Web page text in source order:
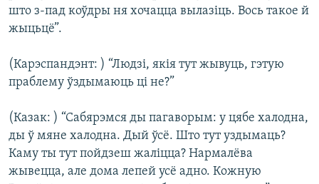
што з-пад коўдры ня хочацца вылазіць. Вось такое й
жыцьцё”.
(Карэспандэнт: ) “Людзі, якія тут жывуць, гэтую
праблему ўздымаюць ці не?”
(Казак: ) “Сабярэмся ды пагаворым: у цябе халодна,
ды ў мяне халодна. Дый ўсё. Што тут уздымаць?
Каму ты тут пойдзеш жаліцца? Нармалёва
жывецца, але дома лепей усё адно. Кожную